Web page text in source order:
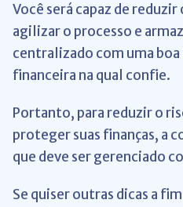
Você será capaz de
agilizar o processo e
centralizado com uma
financeira na qual confie.
Portanto, para reduzir o
proteger suas finanças, a
que deve ser gerenciado
Se quiser outras dicas a